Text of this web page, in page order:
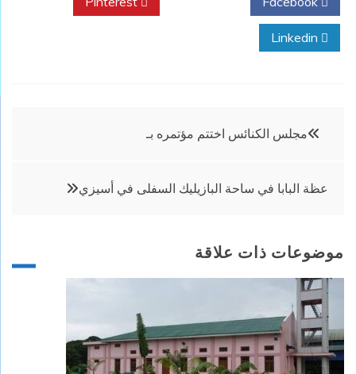
تصفّح
مجلس الكنائس اختتم مؤتمره بـ
عظة البابا في ساحة البازيليك السفلى في أسيزي
موضوعات ذات علاقة